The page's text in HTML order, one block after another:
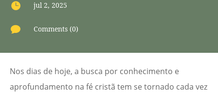
 jul 2, 2025
 Comments (0)
Nos dias de hoje, a busca por conhecimento e
aprofundamento na fé cristã tem se tornado cada vez